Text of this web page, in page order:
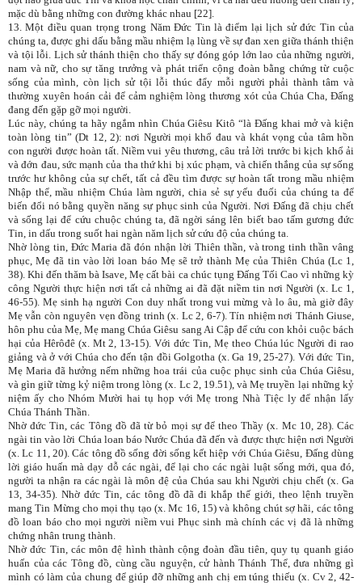
mặc dù bằng những con đường khác nhau [22].
13. Một điều quan trọng trong Năm Đức Tin là điểm lại lịch sử đức Tin của
chúng ta, được ghi dấu bằng mầu nhiệm lạ lùng về sự đan xen giữa thánh thiện
và tội lỗi. Lịch sử thánh thiện cho thấy sự đóng góp lớn lao của những người,
nam và nữ, cho sự tăng trưởng và phát triển cộng đoàn bằng chứng từ cuộc
sống của mình, còn lịch sử tội lỗi thúc đẩy mỗi người phải thành tâm và
thường xuyên hoán cải để cảm nghiệm lòng thương xót của Chúa Cha, Đấng
đang đến gặp gỡ mọi người.
Lúc này, chúng ta hãy ngắm nhìn Chúa Giêsu Kitô “là Đấng khai mở và kiện
toàn lòng tin” (Dt 12, 2): nơi Người mọi khổ đau và khát vọng của tâm hồn
con người được hoàn tất. Niềm vui yêu thương, câu trả lời trước bi kịch khổ ải
và đớn đau, sức mạnh của tha thứ khi bị xúc phạm, và chiến thắng của sự sống
trước hư không của sự chết, tất cả đều tìm được sự hoàn tất trong mầu nhiệm
Nhập thể, mầu nhiệm Chúa làm người, chia sẻ sự yếu đuối của chúng ta để
biến đổi nó bằng quyền năng sự phục sinh của Người. Nơi Đấng đã chịu chết
và sống lại để cứu chuộc chúng ta, đã ngời sáng lên biết bao tấm gương đức
Tin, in dấu trong suốt hai ngàn năm lịch sử cứu độ của chúng ta.
Nhờ lòng tin, Đức Maria đã đón nhận lời Thiên thần, và trong tinh thần vâng
phục, Mẹ đã tin vào lời loan báo Mẹ sẽ trở thành Mẹ của Thiên Chúa (Lc 1,
38). Khi đến thăm bà Isave, Mẹ cất bài ca chúc tụng Đấng Tối Cao vì những kỳ
công Người thực hiện nơi tất cả những ai đã đặt niềm tin nơi Người (x. Lc 1,
46-55). Mẹ sinh hạ người Con duy nhất trong vui mừng và lo âu, mà giờ đây
Mẹ vẫn còn nguyên vẹn đồng trinh (x. Lc 2, 6-7). Tín nhiệm nơi Thánh Giuse,
hôn phu của Mẹ, Mẹ mang Chúa Giêsu sang Ai Cập để cứu con khỏi cuộc bách
hại của Hêrôđê (x. Mt 2, 13-15). Với đức Tin, Mẹ theo Chúa lúc Người đi rao
giảng và ở với Chúa cho đến tận đồi Golgotha (x. Ga 19, 25-27). Với đức Tin,
Mẹ Maria đã hưởng nếm những hoa trái của cuộc phục sinh của Chúa Giêsu,
và gìn giữ từng kỷ niệm trong lòng (x. Lc 2, 19.51), và Mẹ truyền lại những kỷ
niệm ấy cho Nhóm Mười hai tụ họp với Mẹ trong Nhà Tiệc ly để nhận lấy
Chúa Thánh Thần.
Nhờ đức Tin, các Tông đồ đã từ bỏ mọi sự để theo Thầy (x. Mc 10, 28). Các
ngài tin vào lời Chúa loan báo Nước Chúa đã đến và được thực hiện nơi Người
(x. Lc 11, 20). Các tông đồ sống đời sống kết hiệp với Chúa Giêsu, Đấng dùng
lời giáo huấn mà dạy dỗ các ngài, để lại cho các ngài luật sống mới, qua đó,
người ta nhận ra các ngài là môn đệ của Chúa sau khi Người chịu chết (x. Ga
13, 34-35). Nhờ đức Tin, các tông đồ đã đi khắp thế giới, theo lệnh truyền
mang Tin Mừng cho mọi thụ tạo (x. Mc 16, 15) và không chút sợ hãi, các tông
đồ loan báo cho mọi người niềm vui Phục sinh mà chính các vị đã là những
chứng nhân trung thành.
Nhờ đức Tin, các môn đệ hình thành cộng đoàn đầu tiên, quy tụ quanh giáo
huấn của các Tông đồ, cùng cầu nguyện, cử hành Thánh Thể, đưa những gì
mình có làm của chung để giúp đỡ những anh chị em túng thiếu (x. Cv 2, 42-